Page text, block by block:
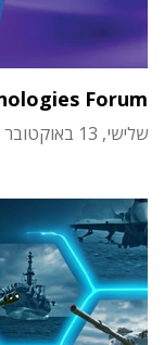
Forum
שלישי, 13 באוקטובר 2026